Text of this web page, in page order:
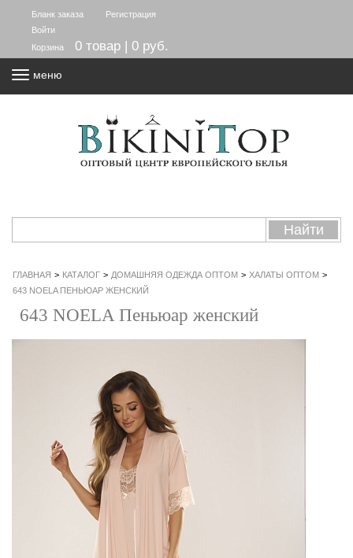
Бланк заказа
Регистрация
Войти
Корзина
0 товар | 0 руб.
меню
ГЛАВНАЯ > КАТАЛОГ > ДОМАШНЯЯ ОДЕЖДА ОПТОМ > ХАЛАТЫ ОПТОМ >
643 NOELA ПЕНЬЮАР ЖЕНСКИЙ
643 NOELA Пеньюар женский